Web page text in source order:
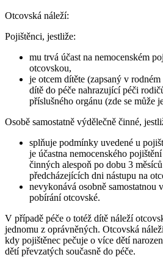
Otcovská náleží:
Pojištěnci, jestliže:
mu trvá účast na nemocenském
otcovskou,
je otcem dítěte (zapsaný v
dítě do péče nahrazující péči
příslušného orgánu (zde se může
Osobě samostatně výdělečně činné,
splňuje podmínky uvedené u
je účastna nemocenského
činných alespoň po dobu 3
předcházejících dni nástupu na
nevykonává osobně samostatnou
pobírání otcovské.
V případě péče o totéž dítě náleží
jednomu z oprávněných. Otcovská
kdy pojištěnec pečuje o více dětí
dětí převzatých současně do péče.